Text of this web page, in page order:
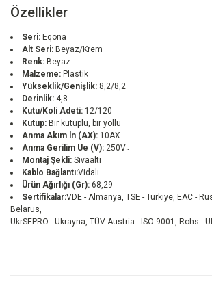
Özellikler
Seri: Eqona
Alt Seri: Beyaz/Krem
Renk: Beyaz
Malzeme: Plastik
Yükseklik/Genişlik: 8,2/8,2
Derinlik: 4,8
Kutu/Koli Adeti: 12/120
Kutup: Bir kutuplu, bir yollu
Anma Akım ln (AX): 10AX
Anma Gerilim Ue (V): 250V ̴
Montaj Şekli: Sıvaaltı
Kablo Bağlantı:Vidalı
Ürün Ağırlığı (Gr): 68,29
Sertifikalar:VDE - Almanya, TSE - Türkiye, EAC -
Belarus,
UkrSEPRO - Ukrayna, TÜV Austria - ISO 9001, Rohs -